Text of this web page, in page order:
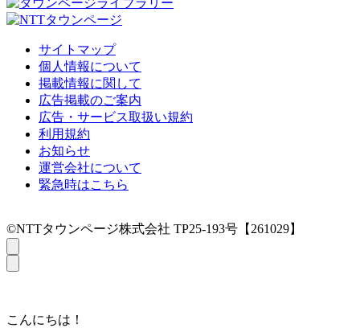
サイトマップ
個人情報について
掲載情報に関して
広告掲載のご案内
広告・サービス取扱い規約
利用規約
お知らせ
運営会社について
緊急時はこちら
©NTTタウンページ株式会社 TP25-193号【261029】
こんにちは！